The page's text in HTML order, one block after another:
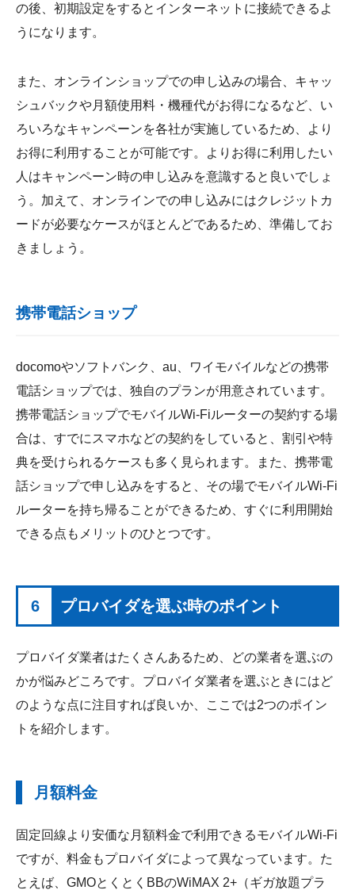
の後、初期設定をするとインターネットに接続できるよ
うになります。
また、オンラインショップでの申し込みの場合、キャッ
シュバックや月額使用料・機種代がお得になるなど、い
ろいろなキャンペーンを各社が実施しているため、より
お得に利用することが可能です。よりお得に利用したい
人はキャンペーン時の申し込みを意識すると良いでしょ
う。加えて、オンラインでの申し込みにはクレジットカ
ードが必要なケースがほとんどであるため、準備してお
きましょう。
携帯電話ショップ
docomoやソフトバンク、au、ワイモバイルなどの携帯
電話ショップでは、独自のプランが用意されています。
携帯電話ショップでモバイルWi-Fiルーターの契約する場
合は、すでにスマホなどの契約をしていると、割引や特
典を受けられるケースも多く見られます。また、携帯電
話ショップで申し込みをすると、その場でモバイルWi-Fi
ルーターを持ち帰ることができるため、すぐに利用開始
できる点もメリットのひとつです。
6 プロバイダを選ぶ時のポイント
プロバイダ業者はたくさんあるため、どの業者を選ぶの
かが悩みどころです。プロバイダ業者を選ぶときにはど
のような点に注目すれば良いか、ここでは2つのポイン
トを紹介します。
月額料金
固定回線より安価な月額料金で利用できるモバイルWi-Fi
ですが、料金もプロバイダによって異なっています。た
とえば、GMOとくとくBBのWiMAX 2+（ギガ放題プラ